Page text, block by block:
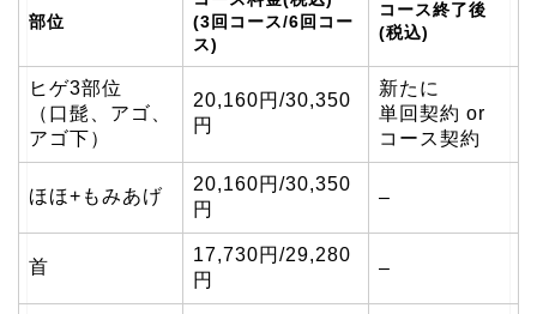
部位
(3回コース/6回コー
ス)
コース終了後
(税込)
ヒゲ3部位
（口髭、アゴ、
アゴ下）
20,160円/30,350
円
新たに
単回契約 or
コース契約
ほほ+もみあげ
20,160円/30,350
円
–
首
17,730円/29,280
円
–